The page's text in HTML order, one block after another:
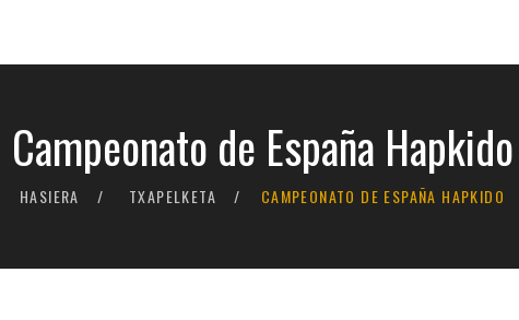
Campeonato de España Hapkido
HASIERA TXAPELKETA CAMPEONATO DE ESPAÑA HAPKIDO